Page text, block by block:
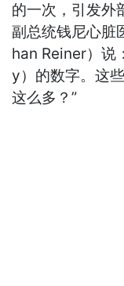
的一次，引发外
副总统钱尼心脏
han Reiner）说
y）的数字。这
这么多？”